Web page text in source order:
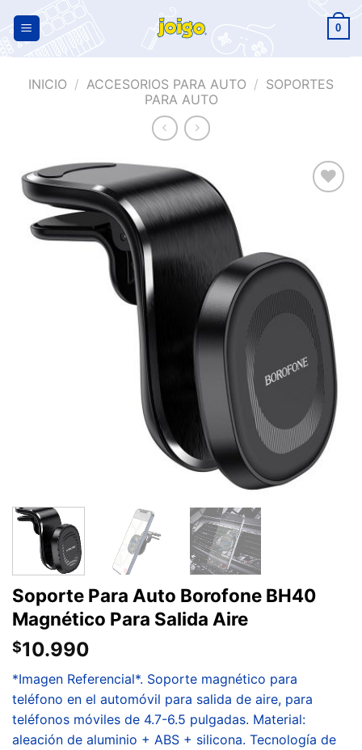
0
INICIO / ACCESORIOS PARA AUTO / SOPORTES
PARA AUTO
Soporte Para Auto Borofone BH40
Magnético Para Salida Aire
$10.990
*Imagen Referencial*. Soporte magnético para
teléfono en el automóvil para salida de aire, para
teléfonos móviles de 4.7-6.5 pulgadas. Material:
aleación de aluminio + ABS + silicona. Tecnología de